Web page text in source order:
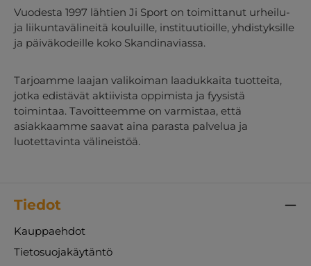
Vuodesta 1997 lähtien Ji Sport on toimittanut urheilu-
ja liikuntavälineitä kouluille, instituutioille, yhdistyksille
ja päiväkodeille koko Skandinaviassa.
Tarjoamme laajan valikoiman laadukkaita tuotteita,
jotka edistävät aktiivista oppimista ja fyysistä
toimintaa. Tavoitteemme on varmistaa, että
asiakkaamme saavat aina parasta palvelua ja
luotettavinta välineistöä.
Tiedot
Kauppaehdot
Tietosuojakäytäntö